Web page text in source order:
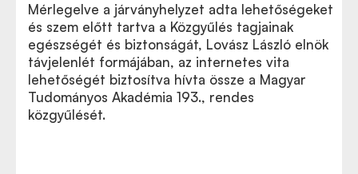
Mérlegelve a járványhelyzet adta lehetőségeket
és szem előtt tartva a Közgyűlés tagjainak
egészségét és biztonságát, Lovász László elnök
távjelenlét formájában, az internetes vita
lehetőségét biztosítva hívta össze a Magyar
Tudományos Akadémia 193., rendes
közgyűlését.